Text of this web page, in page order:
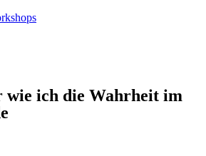
wie ich die Wahrheit im